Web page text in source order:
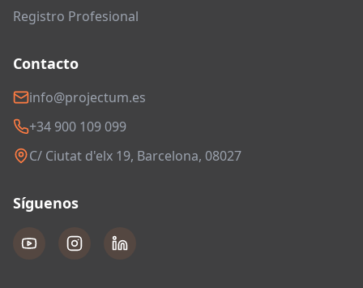
Registro Profesional
Contacto
info@projectum.es
+34 900 109 099
C/ Ciutat d'elx 19, Barcelona, 08027
Síguenos